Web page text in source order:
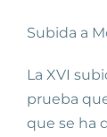
Subida a
La XVI
prueba
que se ha